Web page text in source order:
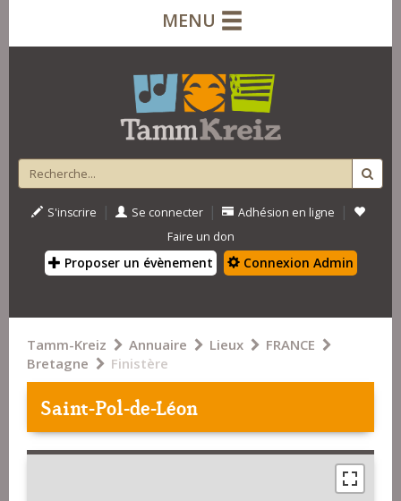
MENU
S'inscrire | Se connecter | Adhésion en ligne |
Faire un don
Proposer un évènement Connexion Admin
Tamm-Kreiz Annuaire Lieux
FRANCE
Bretagne
Finistère
Saint-Pol-de-Léon